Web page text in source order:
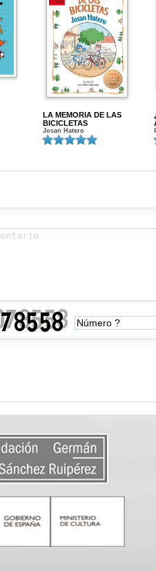
LA MEMORIA DE LAS
BICICLETAS
Josan Hatero